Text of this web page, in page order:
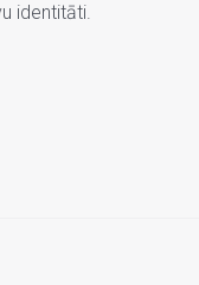
identitāti.